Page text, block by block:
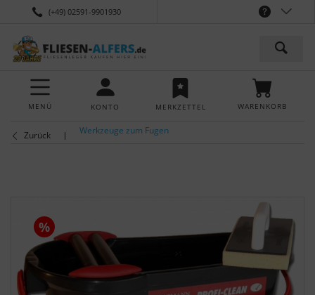
(+49) 02591-9901930
MENÜ KONTO MERKZETTEL WARENKORB
Zurück Werkzeuge zum Fugen
%